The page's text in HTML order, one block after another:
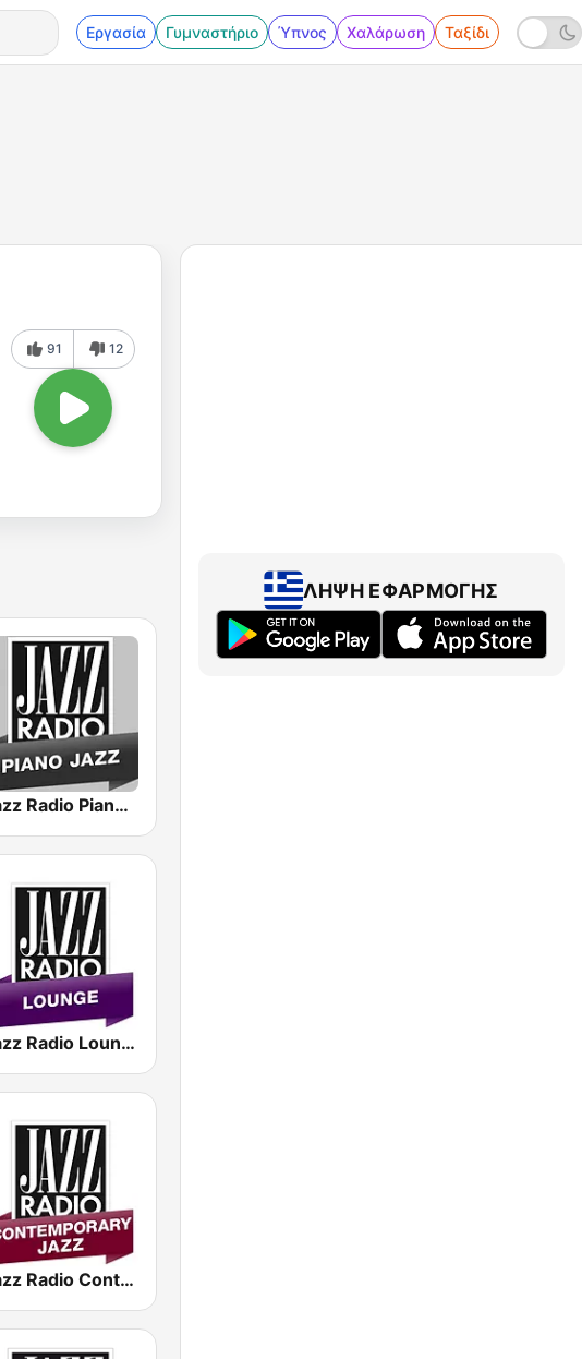
Εργασία Γυμναστήριο Ύπνος Χαλάρωση Ταξίδι
91 12
Jazz Radio Piano Jazz
Jazz Radio Lounge
Jazz Radio Contemporary Jazz
ΛΉΨΗ ΕΦΑΡΜΟΓΉΣ